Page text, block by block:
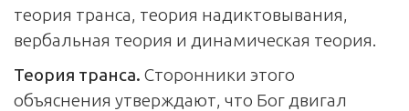
теория транса, теория надиктовывания,
вербальная теория и динамическая теория.
Теория транса. Сторонники этого
объяснения утверждают, что Бог двигал